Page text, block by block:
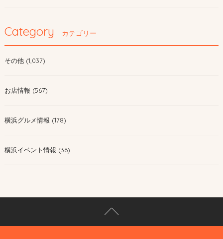
Category カテゴリー
その他 (1,037)
お店情報 (567)
横浜グルメ情報 (178)
横浜イベント情報 (36)